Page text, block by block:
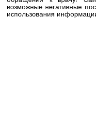
возможные негативные
использования